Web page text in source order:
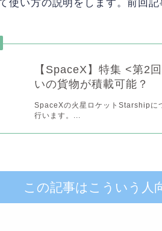
使い方の説明をします。前回記
【SpaceX】特集 <第2
いの貨物が積載可能？
SpaceXの火星ロケットStarshipに
行います。...
この記事はこういう人